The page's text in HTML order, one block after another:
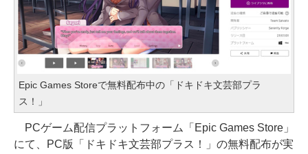
Epic Games Storeで無料配布中の「ドキドキ文芸部プラ
ス！」
PCゲーム配信プラットフォーム「Epic Games Store」
にて、PC版「ドキドキ文芸部プラス！」の無料配布が実